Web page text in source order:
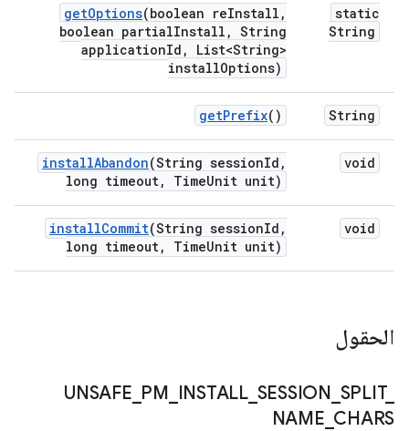
static
String
getOptions(boolean reInstall ,
boolean partialInstall , String
applicationId ,
List<String>
installOptions)
String
getPrefix()
void
installAbandon(String sessionId ,
long timeout, TimeUnit unit)
void
installCommit(String sessionId ,
long timeout, TimeUnit unit)
الحقول
UNSAFE PM INSTALL_ SESSION SPLIT_
NAME CHARS